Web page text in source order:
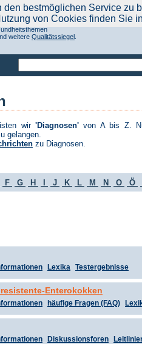
wir 'Diagnosen'von A bis Z.
gelangen.
zu Diagnosen.
F G H I J K L M N O Ö
Lexika Testergebnisse
Enterokokken
häufige Fragen (FAQ)
Diskussionsforen
Aktuelle Nachrichten|Nachrichtentrend |
schon?
weitere Qualitätssiegel
den bestmöglichen Service
von Cookies finden Sie